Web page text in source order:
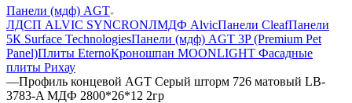
Панели (мдф) AGT
ЛДСП ALVIC SYNCRONЛМДФ AlvicПанели CleafПанели
5К Surface TechnologiesПанели (мдф) AGT 3P (Premium Pet
Panel)Плиты EternoКроношпан MOONLIGHT Фасадные
плиты Рихау
—Профиль концевой AGT Серый шторм 726 матовый LB-
3783-A МДФ 2800*26*12 2гр